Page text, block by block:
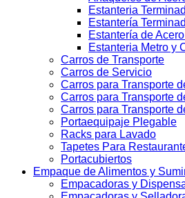
Estanteria
Estantería
Estantería de
Estanteria Metro y
Carros de Transporte
Carros de Servicio
Carros para Transporte
Carros para Transporte
Carros para Transporte
Portaequipaje Plegable
Racks para Lavado
Tapetes Para
Portacubiertos
Empaque de Alimentos y
Empacadoras y